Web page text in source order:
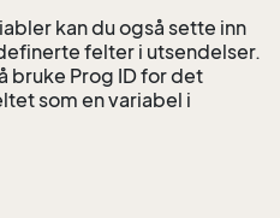
kan du også sette inn
felter i utsendelser.
bruke Prog ID for det
som en variabel i